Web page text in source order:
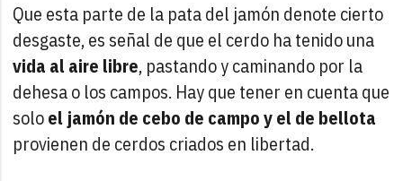
Que esta parte de la pata del jamón denote cierto
desgaste, es señal de que el cerdo ha tenido una
vida al aire libre, pastando y caminando por la
dehesa o los campos. Hay que tener en cuenta que
soloel jamón de cebo de campo y el de bellota
provienen de cerdos criados en libertad.